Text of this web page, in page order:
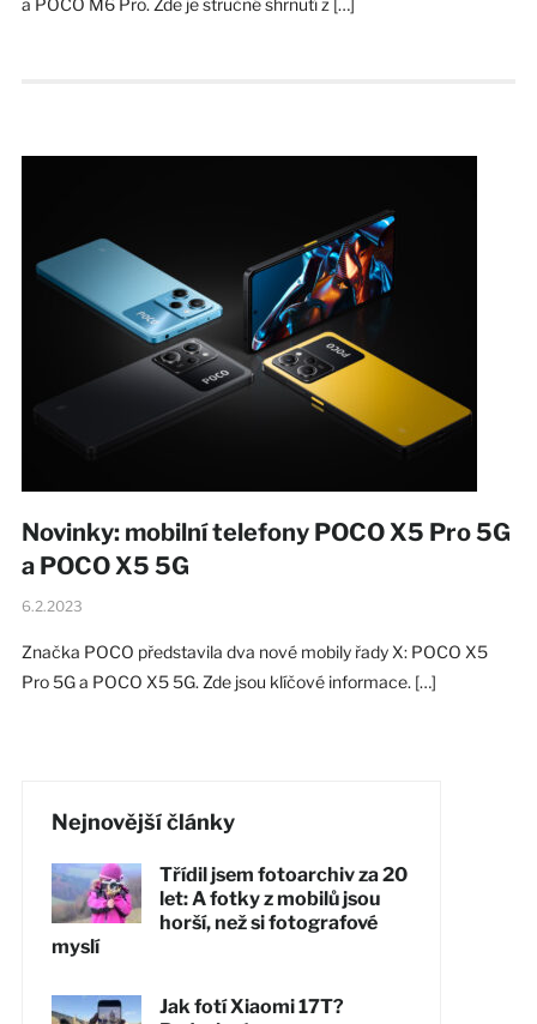
a POCO M6 Pro. Zde je stručné shrnutí z […]
Novinky: mobilní telefony POCO X5 Pro 5G
a POCO X5 5G
6.2.2023
Značka POCO představila dva nové mobily řady X: POCO X5
Pro 5G a POCO X5 5G. Zde jsou klíčové informace. […]
Nejnovější články
Třídil jsem fotoarchiv za 20
let: A fotky z mobilů jsou
horší, než si fotografové
myslí
Jak fotí Xiaomi 17T?